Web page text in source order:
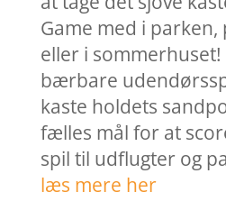
Game med i
eller i sommerhuset!
bærbare
kaste holdets
fælles mål for at
spil til udflugter og
læs mere her